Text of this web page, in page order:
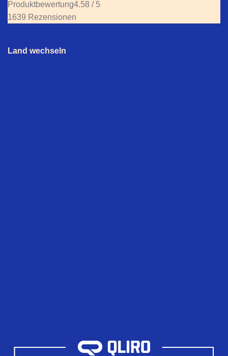
Produktbewertung4.58 / 5
1639 Rezensionen
Land wechseln